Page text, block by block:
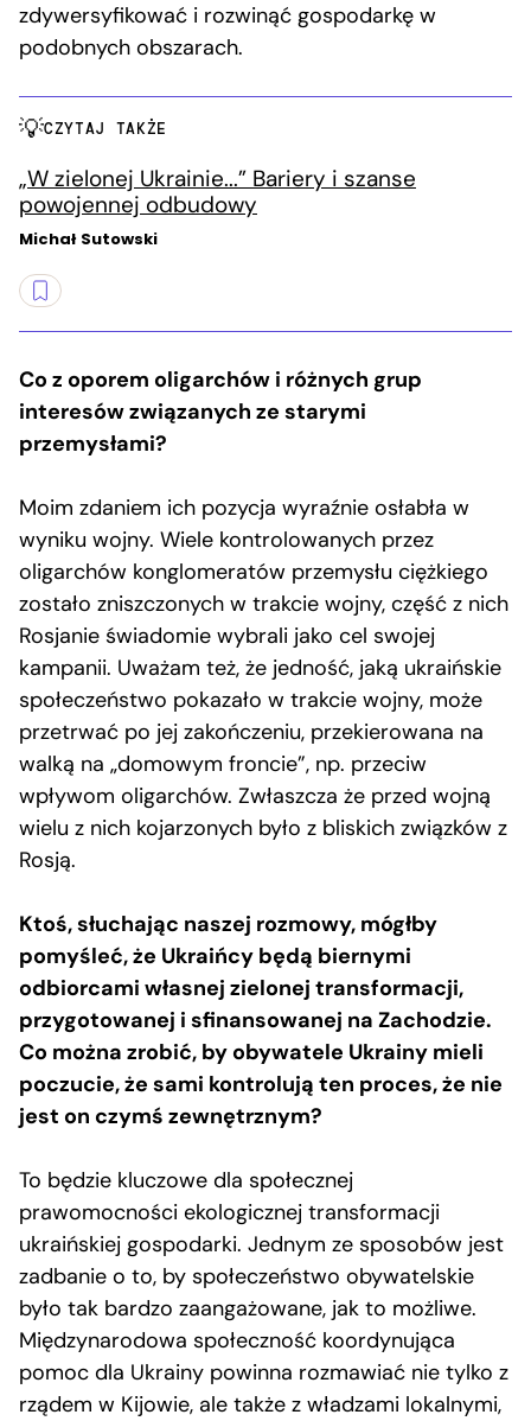
zdywersyfikować i rozwinąć gospodarkę w
podobnych obszarach.
CZYTAJ TAKŻE
„W zielonej Ukrainie...” Bariery i szanse
powojennej odbudowy
Michał Sutowski
Co z oporem oligarchów i różnych grup
interesów związanych ze starymi
przemysłami?
Moim zdaniem ich pozycja wyraźnie osłabła w
wyniku wojny. Wiele kontrolowanych przez
oligarchów konglomeratów przemysłu ciężkiego
zostało zniszczonych w trakcie wojny, część z nich
Rosjanie świadomie wybrali jako cel swojej
kampanii. Uważam też, że jedność, jaką ukraińskie
społeczeństwo pokazało w trakcie wojny, może
przetrwać po jej zakończeniu, przekierowana na
walką na „domowym froncie”, np. przeciw
wpływom oligarchów. Zwłaszcza że przed wojną
wielu z nich kojarzonych było z bliskich związków z
Rosją.
Ktoś, słuchając naszej rozmowy, mógłby
pomyśleć, że Ukraińcy będą biernymi
odbiorcami własnej zielonej transformacji,
przygotowanej i sfinansowanej na Zachodzie.
Co można zrobić, by obywatele Ukrainy mieli
poczucie, że sami kontrolują ten proces, że nie
jest on czymś zewnętrznym?
To będzie kluczowe dla społecznej
prawomocności ekologicznej transformacji
ukraińskiej gospodarki. Jednym ze sposobów jest
zadbanie o to, by społeczeństwo obywatelskie
było tak bardzo zaangażowane, jak to możliwe.
Międzynarodowa społeczność koordynująca
pomoc dla Ukrainy powinna rozmawiać nie tylko z
rządem w Kijowie, ale także z władzami lokalnymi,